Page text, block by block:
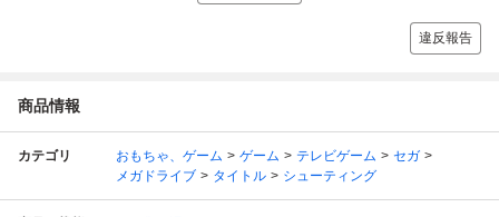
違反報告
商品情報
カテゴリ おもちゃ、ゲーム ゲーム テレビゲーム
セガ
メガドライブ
タイトル シューティング